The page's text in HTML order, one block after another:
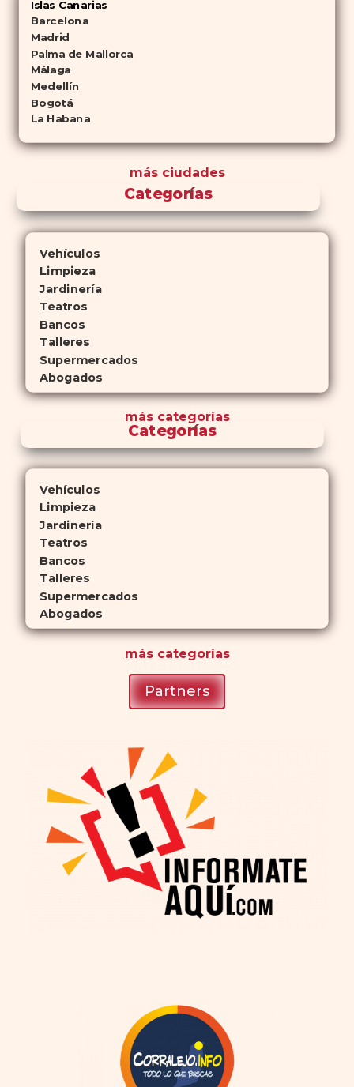
Islas Canarias
Barcelona
Madrid
Palma de Mallorca
Málaga
Medellín
Bogotá
La Habana
más ciudades
Categorías
Vehículos
Limpieza
Jardinería
Teatros
Bancos
Talleres
Supermercados
Abogados
máscategorías
Categorías
Vehículos
Limpieza
Jardinería
Teatros
Bancos
Talleres
Supermercados
Abogados
máscategorías
Partners